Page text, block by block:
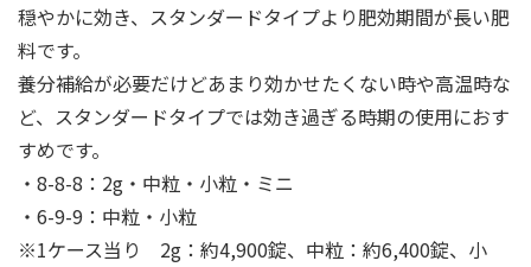
穏やかに効き、スタンダードタイプより肥効期間が長い肥
料です。
養分補給が必要だけどあまり効かせたくない時や高温時な
ど、スタンダードタイプでは効き過ぎる時期の使用におす
すめです。
・8-8-8：2g・中粒・小粒・ミニ
・6-9-9：中粒・小粒
※1ケース当り 2g：約4,900錠、中粒：約6,400錠、小